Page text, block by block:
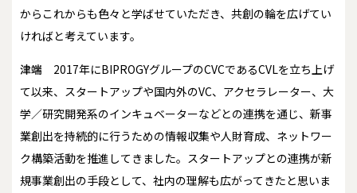
からこれからも色々と学ばせていただき、共創の輪を広げてい
ければと考えています。
津端
2017年にBIPROGYグループのCVCであるCVLを立ち上げ
て以来、スタートアップや国内外のVC、アクセラレーター、大
学／研究開発系のインキュベーターなどとの連携を通じ、新事
業創出を持続的に行うための情報収集や人財育成、ネットワー
ク構築活動を推進してきました。スタートアップとの連携が新
規事業創出の手段として、社内の理解も広がってきたと思いま